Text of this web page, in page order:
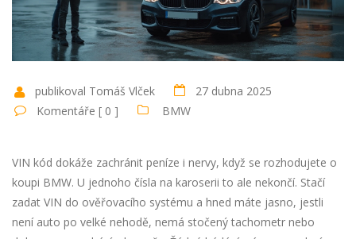
publikoval Tomáš Vlček
27 dubna 2025
Komentáře [ 0 ]
BMW
VIN kód dokáže zachránit peníze i nervy, když se rozhodujete o
koupi BMW. U jednoho čísla na karoserii to ale nekončí. Stačí
zadat VIN do ověřovacího systému a hned máte jasno, jestli
není auto po velké nehodě, nemá stočený tachometr nebo